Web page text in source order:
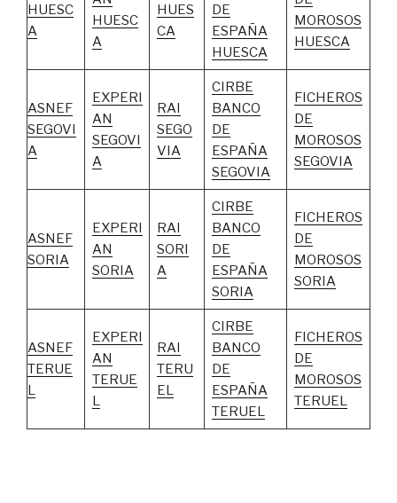
HUESC
A
HUESC
A
HUES
CA
DE
ESPAÑA
HUESCA
MOROSOS
HUESCA
ASNEF
SEGOVI
A
EXPERI
AN
SEGOVI
A
RAI
SEGO
VIA
CIRBE
BANCO
DE
ESPAÑA
SEGOVIA
FICHEROS
DE
MOROSOS
SEGOVIA
ASNEF
SORIA
EXPERI
AN
SORIA
RAI
SORI
A
CIRBE
BANCO
DE
ESPAÑA
SORIA
FICHEROS
DE
MOROSOS
SORIA
ASNEF
TERUE
L
EXPERI
AN
TERUE
L
RAI
TERU
EL
CIRBE
BANCO
DE
ESPAÑA
TERUEL
FICHEROS
DE
MOROSOS
TERUEL